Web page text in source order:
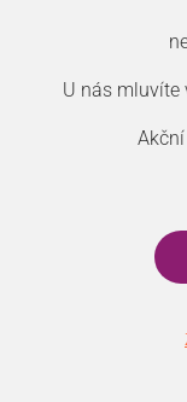
U nás mluvíte